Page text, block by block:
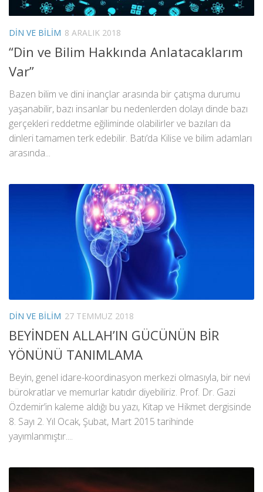
DIN VE BILIM 8 ARALIK 2018
“Din ve Bilim Hakkında Anlatacaklarım
Var”
Bazen bilim ve dini inançlar arasında bir çatışma durumu
yaşanabilir, bazı insanlar bu nedenlerden dolayı dinde bazı
gerçekleri reddetme eğiliminde olabilirler ve bazıları da
dinleri tamamen terk edebilir. Batı’da Kilise ve bilim adamları
arasında...
DIN VE BILIM 27 TEMMUZ 2018
BEYİNDEN ALLAH’IN GÜCÜNÜN BİR
YÖNÜNÜ TANIMLAMA
Beyin, genel idare-koordinasyon merkezi olmasıyla, bir nevi
bürokratlar ve memurlar katıdır diyebiliriz. Prof. Dr. Gazi
Özdemir’in kaleme aldığı bu yazı, Kitap ve Hikmet dergisinde
8. Sayı 2. Yıl Ocak, Şubat, Mart 2015 tarihinde
yayımlanmıştır....